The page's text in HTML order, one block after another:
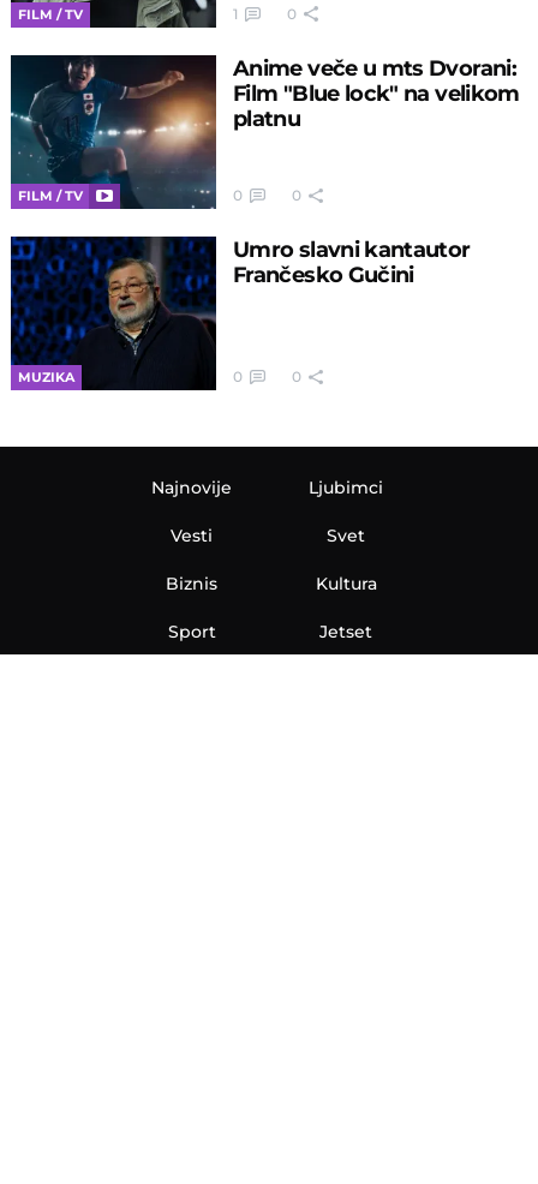
FILM / TV 1 0
FILM / TV
Anime veče u mts Dvorani:
Film "Blue lock" na velikom
platnu
0 0
MUZIKA
Umro slavni kantautor
Frančesko Gučini
0 0
Najnovije
Vesti
Biznis
Sport
Ljubimci
Svet
Kultura
Jetset